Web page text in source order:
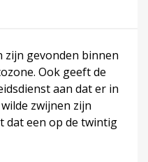
zijn gevonden binnen
Ook geeft de
aan dat er in
zwijnen zijn
dat een op de twintig